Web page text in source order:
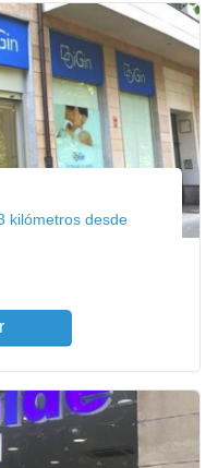
kilómetros desde